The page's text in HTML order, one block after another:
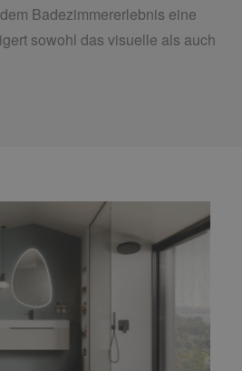
Badezimmererlebnis eine
sowohl das visuelle als auch